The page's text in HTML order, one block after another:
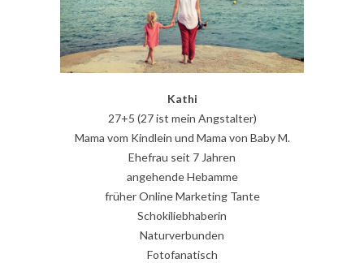
Kathi
27+5 (27 ist mein Angstalter)
Mama vom Kindlein und Mama von Baby M.
Ehefrau seit 7 Jahren
angehende Hebamme
früher Online Marketing Tante
Schokiliebhaberin
Naturverbunden
Fotofanatisch